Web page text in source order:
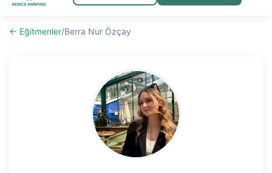
← Eğitmenler/Berra Nur Özçay